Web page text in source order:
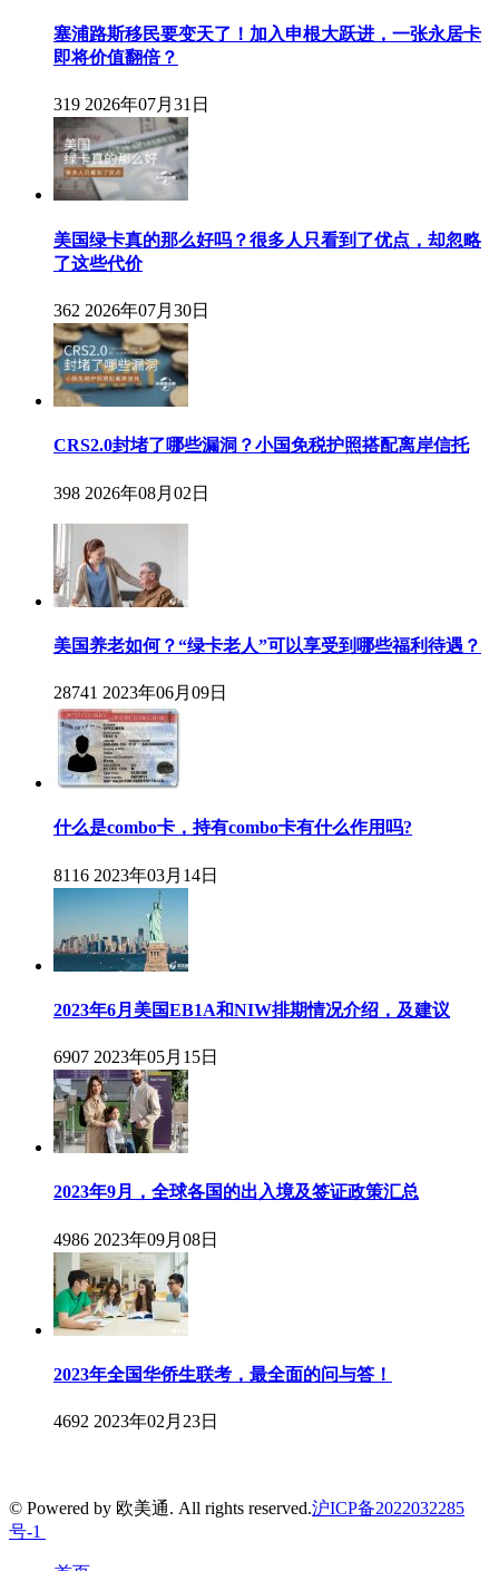
塞浦路斯移民要变天了！加入申根大跃进，一张永居卡
即将价值翻倍？
319 2026年07月31日
美国绿卡真的那么好吗？很多人只看到了优点，却忽略
了这些代价
362 2026年07月30日
CRS2.0封堵了哪些漏洞？小国免税护照搭配离岸信托
398 2026年08月02日
美国养老如何？“绿卡老人”可以享受到哪些福利待遇？
28741 2023年06月09日
什么是combo卡，持有combo卡有什么作用吗?
8116 2023年03月14日
2023年6月美国EB1A和NIW排期情况介绍，及建议
6907 2023年05月15日
2023年9月，全球各国的出入境及签证政策汇总
4986 2023年09月08日
2023年全国华侨生联考，最全面的问与答！
4692 2023年02月23日
© Powered by 欧美通. All rights reserved.沪ICP备2022032285
号-1